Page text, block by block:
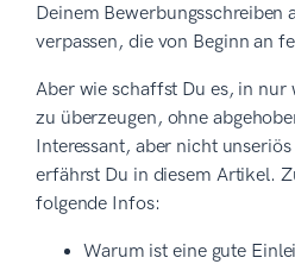
Deinem Bewerbungsschreiben
verpassen, die von Beginn an
Aber wie schaffst Du es, in nur
zu überzeugen, ohne
Interessant, aber nicht
erfährst Du in diesem Artikel.
folgende Infos:
Warum ist eine gute